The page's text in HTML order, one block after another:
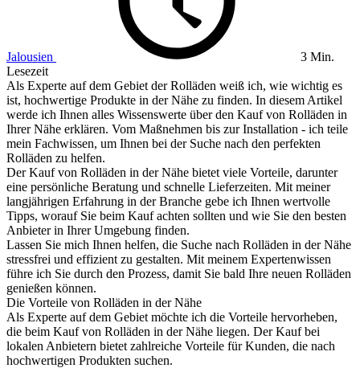
Jalousien
3 Min.
Lesezeit
Als Experte auf dem Gebiet der Rolläden weiß ich, wie wichtig es
ist, hochwertige Produkte in der Nähe zu finden. In diesem Artikel
werde ich Ihnen alles Wissenswerte über den Kauf von Rolläden in
Ihrer Nähe erklären. Vom Maßnehmen bis zur Installation - ich teile
mein Fachwissen, um Ihnen bei der Suche nach den perfekten
Rolläden zu helfen.
Der Kauf von Rolläden in der Nähe bietet viele Vorteile, darunter
eine persönliche Beratung und schnelle Lieferzeiten. Mit meiner
langjährigen Erfahrung in der Branche gebe ich Ihnen wertvolle
Tipps, worauf Sie beim Kauf achten sollten und wie Sie den besten
Anbieter in Ihrer Umgebung finden.
Lassen Sie mich Ihnen helfen, die Suche nach Rolläden in der Nähe
stressfrei und effizient zu gestalten. Mit meinem Expertenwissen
führe ich Sie durch den Prozess, damit Sie bald Ihre neuen Rolläden
genießen können.
Die Vorteile von Rolläden in der Nähe
Als Experte auf dem Gebiet möchte ich die Vorteile hervorheben,
die beim Kauf von Rolläden in der Nähe liegen. Der Kauf bei
lokalen Anbietern bietet zahlreiche Vorteile für Kunden, die nach
hochwertigen Produkten suchen.